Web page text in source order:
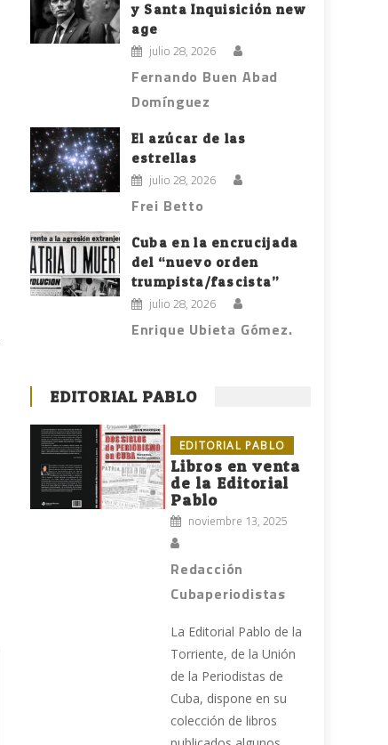
y Santa Inquisición new
age
julio 28, 2026
Fernando Buen Abad
Domínguez
El azúcar de las
estrellas
julio 28, 2026
Frei Betto
Cuba en la encrucijada
del “nuevo orden
trumpista/fascista”
julio 28, 2026
Enrique Ubieta Gómez.
EDITORIAL PABLO
EDITORIAL PABLO
Libros en venta
de la Editorial
Pablo
noviembre 13, 2025
Redacción
Cubaperiodistas
La Editorial Pablo de la
Torriente, de la Unión
de la Periodistas de
Cuba, dispone en su
colección de libros